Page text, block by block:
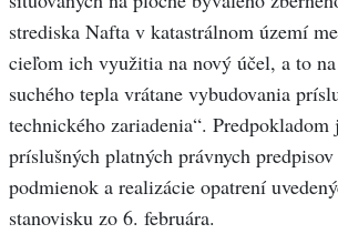
strediska Nafta v katastrálnom území
cieľom ich využitia na nový účel, a to
suchého tepla vrátane vybudovania
technického zariadenia“. Predpokladom
príslušných platných právnych
podmienok a realizácie opatrení
stanovisku zo 6. februára.